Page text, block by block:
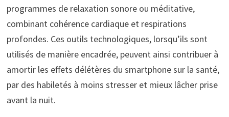
programmes de relaxation sonore ou méditative,
combinant cohérence cardiaque et respirations
profondes. Ces outils technologiques, lorsqu’ils sont
utilisés de manière encadrée, peuvent ainsi contribuer à
amortir les effets délétères du smartphone sur la santé,
par des habiletés à moins stresser et mieux lâcher prise
avant la nuit.